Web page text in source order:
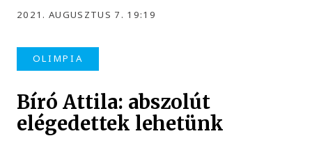
2021. AUGUSZTUS 7. 19:19
OLIMPIA
Bíró Attila: abszolút
elégedettek lehetünk